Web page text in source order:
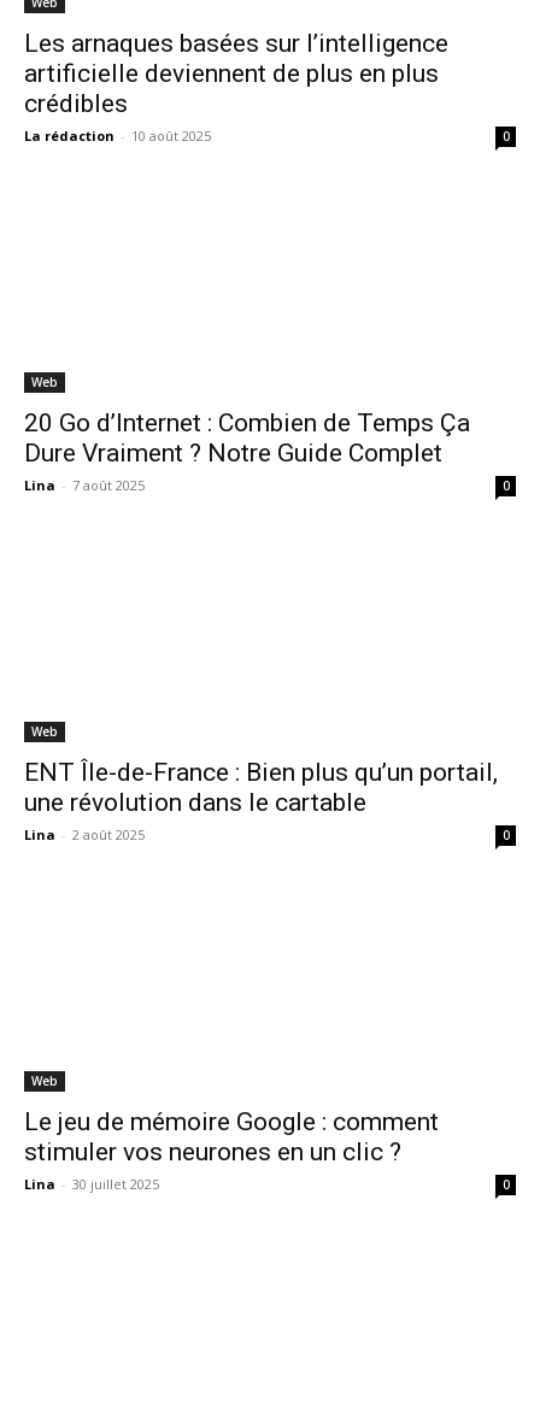
Les arnaques basées sur l’intelligence
artificielle deviennent de plus en plus
crédibles
La rédaction - 10 août 2025 0
Web
20 Go d’Internet : Combien de Temps Ça
Dure Vraiment ? Notre Guide Complet
Lina - 7 août 2025 0
Web
ENT Île-de-France : Bien plus qu’un portail,
une révolution dans le cartable
Lina - 2 août 2025 0
Web
Le jeu de mémoire Google : comment
stimuler vos neurones en un clic ?
Lina - 30 juillet 2025 0